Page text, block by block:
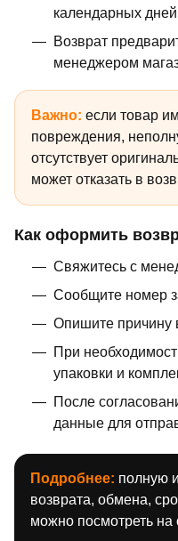
календарных
Возврат
менеджером
Важно: если товар
повреждения,
отсутствует
может отказать в
Как оформить
Свяжитесь с
Сообщите номер
Опишите причину
При
упаковки и
После
данные для
Подробнее: полную
возврата, обмена,
можно посмотреть на